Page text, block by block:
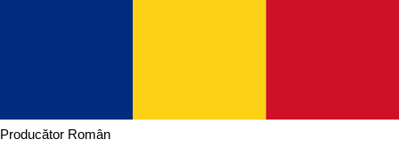
Producător Român